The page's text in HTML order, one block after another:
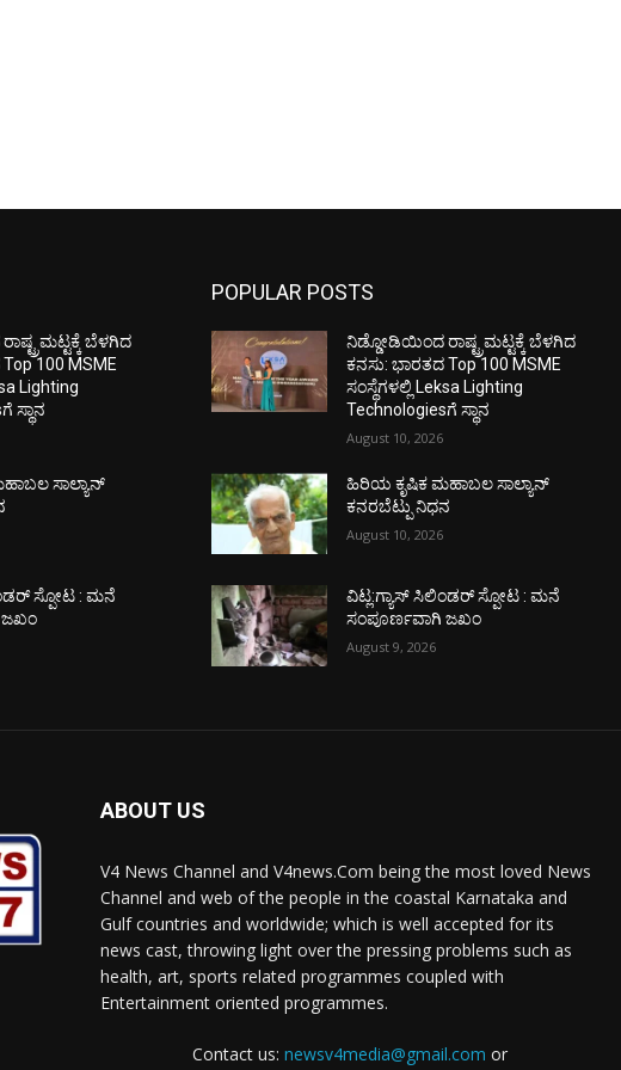
ಬೆಳಗಿದ
100 MSME
Lighting
ಸ್ಥಾನ
ಸಾಲ್ಯಾನ್
ಸ್ಪೋಟ : ಮನೆ
ಜಖಂ
POPULAR POSTS
ನಿಡ್ಡೋಡಿಯಿಂದ ರಾಷ್ಟ್ರಮಟ್ಟಕ್ಕೆ ಬೆಳಗಿದ
ಕನಸು: ಭಾರತದ Top 100 MSME
ಸಂಸ್ಥೆಗಳಲ್ಲಿ Leksa Lighting
Technologiesಗೆ ಸ್ಥಾನ
August 10, 2026
ಹಿರಿಯ ಕೃಷಿಕ ಮಹಾಬಲ ಸಾಲ್ಯಾನ್
ಕನರಬೆಟ್ಪು ನಿಧನ
August 10, 2026
ವಿಟ್ಲ:ಗ್ಯಾಸ್ ಸಿಲಿಂಡರ್ ಸ್ಪೋಟ : ಮನೆ
ಸಂಪೂರ್ಣವಾಗಿ ಜಖಂ
August 9, 2026
ABOUT US
V4 News Channel and V4news.Com being the most loved News
Channel and web of the people in the coastal Karnataka and
Gulf countries and worldwide; which is well accepted for its
news cast, throwing light over the pressing problems such as
health, art, sports related programmes coupled with
Entertainment oriented programmes.
Contact us: newsv4media@gmail.com or